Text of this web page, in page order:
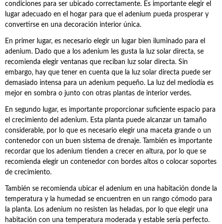
condiciones para ser ubicado correctamente. Es importante elegir el
lugar adecuado en el hogar para que el adenium pueda prosperar y
convertirse en una decoración interior única.
En primer lugar, es necesario elegir un lugar bien iluminado para el
adenium. Dado que a los adenium les gusta la luz solar directa, se
recomienda elegir ventanas que reciban luz solar directa. Sin
embargo, hay que tener en cuenta que la luz solar directa puede ser
demasiado intensa para un adenium pequeño. La luz del mediodía es
mejor en sombra o junto con otras plantas de interior verdes.
En segundo lugar, es importante proporcionar suficiente espacio para
el crecimiento del adenium. Esta planta puede alcanzar un tamaño
considerable, por lo que es necesario elegir una maceta grande o un
contenedor con un buen sistema de drenaje. También es importante
recordar que los adenium tienden a crecer en altura, por lo que se
recomienda elegir un contenedor con bordes altos o colocar soportes
de crecimiento.
También se recomienda ubicar el adenium en una habitación donde la
temperatura y la humedad se encuentren en un rango cómodo para
la planta. Los adenium no resisten las heladas, por lo que elegir una
habitación con una temperatura moderada y estable sería perfecto.